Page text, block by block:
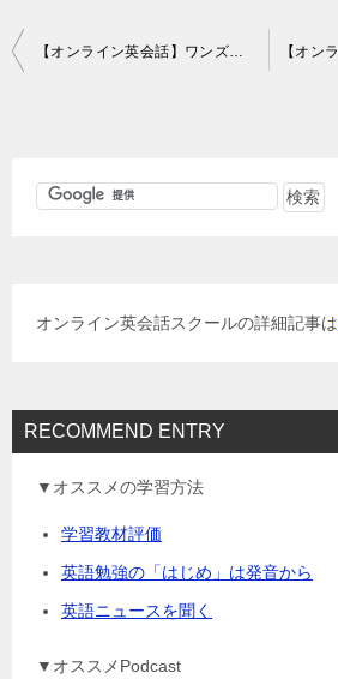
投
オンライン英会話スクールの詳細記事は
RECOMMEND ENTRY
▼オススメの学習方法
学習教材評価
英語勉強の「はじめ」は発音から
英語ニュースを聞く
▼オススメPodcast